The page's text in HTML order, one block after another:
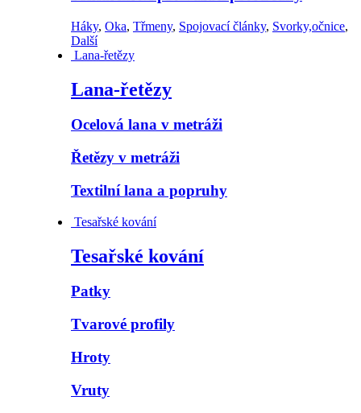
Háky, Oka, Třmeny, Spojovací články, Svorky,očnice,
Další
Lana-řetězy
Lana-řetězy
Ocelová lana v metráži
Řetězy v metráži
Textilní lana a popruhy
Tesařské kování
Tesařské kování
Patky
Tvarové profily
Hroty
Vruty